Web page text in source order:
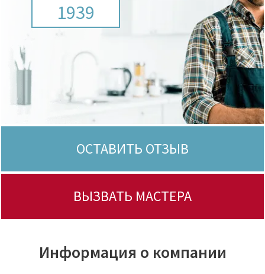
1939
ОСТАВИТЬ ОТЗЫВ
ВЫЗВАТЬ МАСТЕРА
Информация о компании